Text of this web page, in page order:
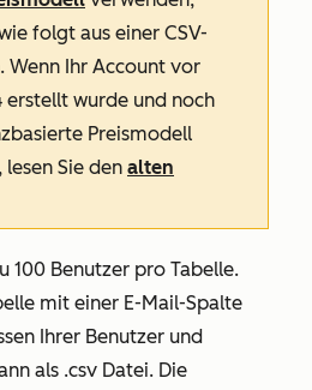
folgt aus einer CSV-
Wenn Ihr Account vor
erstellt wurde und noch
Preismodell
Sie den alten
100 Benutzer pro Tabelle.
mit einer E-Mail-Spalte
Ihrer Benutzer und
als .csv Datei. Die